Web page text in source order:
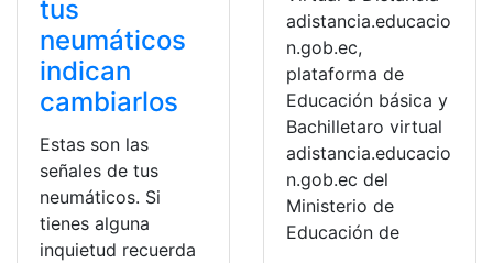
tus
neumáticos
indican
cambiarlos
Estas son las
señales de tus
neumáticos. Si
tienes alguna
inquietud recuerda
adistancia.educacio
n.gob.ec,
plataforma de
Educación básica y
Bachilletaro virtual
adistancia.educacio
n.gob.ec del
Ministerio de
Educación de